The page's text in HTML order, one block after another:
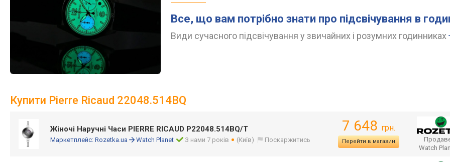
Все, що вам потрібно знати про підсвічування в
Види сучасного підсвічування у звичайних і розумних годинниках
Купити Pierre Ricaud 22048.514BQ
Жіночі Наручні Часи PIERRE RICAUD P22048.514BQ/T
Маркетплейс: Rozetka.ua Watch Planet З нами 7 років (Київ) Поскаржитись
7 648 грн.
Перейти в магазин
Watch